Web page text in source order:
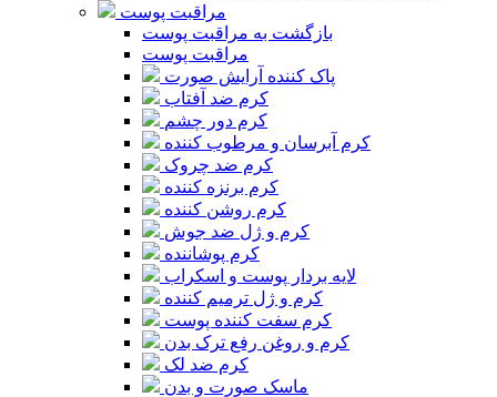
مراقبت پوست
بازگشت به مراقبت پوست
مراقبت پوست
پاک کننده آرایش صورت
کرم ضد آفتاب
کرم دور چشم
کرم آبرسان و مرطوب کننده
کرم ضد چروک
کرم برنزه کننده
کرم روشن کننده
کرم و ژل ضد جوش
کرم پوشاننده
لایه بردار پوست و اسکراب
کرم و ژل ترمیم کننده
کرم سفت کننده پوست
کرم و روغن رفع ترک بدن
کرم ضد لک
ماسک صورت و بدن